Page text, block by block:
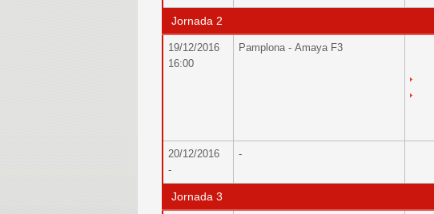
Jornada 2
19/12/2016
16:00
Pamplona - Amaya F3
20/12/2016
-
-
Jornada 3